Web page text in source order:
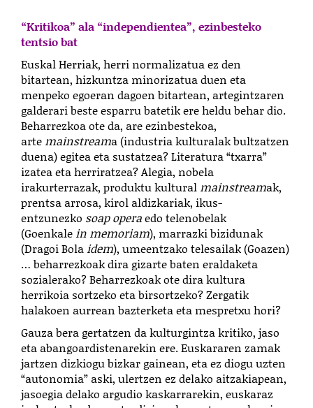
“Kritikoa” ala “independientea”, ezinbesteko
tentsio bat
Euskal Herriak, herri normalizatua ez den
bitartean, hizkuntza minorizatua duen eta
menpeko egoeran dagoen bitartean, artegintzaren
galderari beste esparru batetik ere heldu behar dio.
Beharrezkoa ote da, are ezinbestekoa,
arte mainstreama (industria kulturalak bultzatzen
duena) egitea eta sustatzea? Literatura “txarra”
izatea eta herriratzea? Alegia, nobela
irakurterrazak, produktu kultural mainstreamak,
prentsa arrosa, kirol aldizkariak, ikus-
entzunezko soap operaedo telenobelak
(Goenkale in memoriam), marrazki bizidunak
(Dragoi Bola idem), umeentzako telesailak (Goazen)
… beharrezkoak dira gizarte baten eraldaketa
sozialerako? Beharrezkoak ote dira kultura
herrikoia sortzeko eta birsortzeko? Zergatik
halakoen aurrean bazterketa eta mespretxu hori?
Gauza bera gertatzen da kulturgintza kritiko, jaso
eta abangoardistenarekin ere. Euskararen zamak
jartzen dizkiogu bizkar gainean, eta ez diogu uzten
“autonomia” aski, ulertzen ez delako aitzakiapean,
jasoegia delako argudio kaskarrarekin, euskaraz